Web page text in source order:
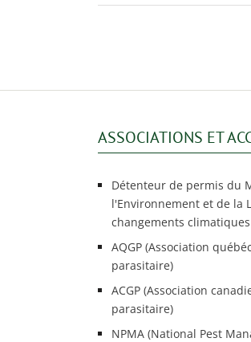
ASSOCIATIONS ET
Détenteur de permis du
l'Environnement et de la
changements climatiques
AQGP (Association
parasitaire)
ACGP (Association
parasitaire)
NPMA (National Pest